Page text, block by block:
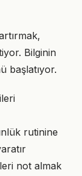
Bilginin
başlatıyor.
rutinine
not almak